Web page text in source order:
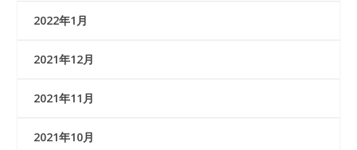
2022年1月
2021年12月
2021年11月
2021年10月